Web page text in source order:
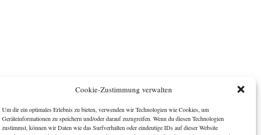
Cookie-Zustimmung verwalten
Um dir ein optimales Erlebnis zu bieten, verwenden wir Technologien wie Cookies, um
Geräteinformationen zu speichern und/oder darauf zuzugreifen. Wenn du diesen Technologien
zustimmst, können wir Daten wie das Surfverhalten oder eindeutige IDs auf dieser Website